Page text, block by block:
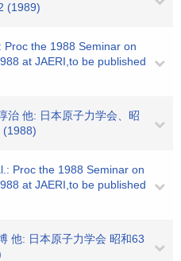
(1989)
Proc the 1988 Seminar on
at JAERI,to be published
治 他: 日本原子力学会、昭
(1988)
Proc the 1988 Seminar on
at JAERI,to be published
他: 日本原子力学会 昭和63